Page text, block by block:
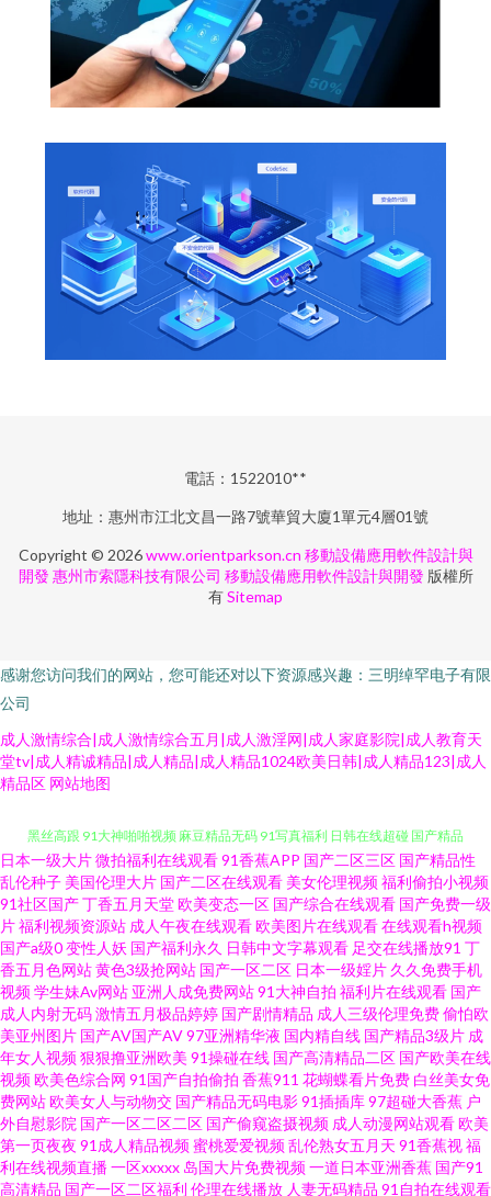
電話：1522010**
地址：惠州市江北文昌一路7號華貿大廈1單元4層01號
Copyright © 2026www.orientparkson.cn 移動設備應用軟件設計與
開發 惠州市索隱科技有限公司 移動設備應用軟件設計與開發 版權所
有Sitemap
感谢您访问我们的网站，您可能还对以下资源感兴趣：三明绰罕电子有限
公司
成人激情综合|成人激情综合五月|成人激淫网|成人家庭影院|成人教育天
堂tv|成人精诚精品|成人精品|成人精品1024欧美日韩|成人精品123|成人
精品区 网站地图
91网址在线观看视频 91视频在线观看网址 91福利视频1000 性欧美足交 后入
黑丝高跟 91大神啪啪视频 麻豆精品无码 91写真福利 日韩在线超碰 国产精品
久久鸭下载 91传媒电影院 精品一期二期在线 91看片婬黄大片软件 蜜桃成人
视频网 91视频国语免费 日韩福利专区 波多野吉衣电影 日本高清在线视频
wwwsaocom 久久做爱视频免费看 欧美专区在线 欧美久久九九久久 欧美a在
线 欧美久草网 色撸色撸 日韩精品不卡专区 探花AB 日美色码 微拍福利97超
日本一级大片微拍福利在线观看91香蕉APP 国产二区三区 国产精品性
乱伦种子 美国伦理大片 国产二区在线观看 美女伦理视频福利偷拍小视频
91社区国产丁香五月天堂欧美变态一区 国产综合在线观看 国产免费一级
片福利视频资源站 成人午夜在线观看欧美图片在线观看在线观看h视频
国产a级0变性人妖 国产福利永久 日韩中文字幕观看 足交在线播放91 丁
香五月色网站黄色3级抢网站 国产一区二区 日本一级婬片 久久免费手机
视频学生妹Av网站 亚洲人成免费网站91大神自拍 福利片在线观看 国产
成人内射无码激情五月极品婷婷 国产剧情精品 成人三级伦理免费偷怕欧
美亚州图片 国产AV国产AV97亚洲精华液 国内精自线 国产精品3级片 成
年女人视频狠狠撸亚洲欧美 91操碰在线 国产高清精品二区 国产欧美在线
视频欧美色综合网 91国产自拍偷拍 香蕉911 花蝴蝶看片免费 白丝美女免
费网站欧美女人与动物交 国产精品无码电影91插插库97超碰大香蕉 户
外自慰影院 国产一区二区二区 国产偷窥盗摄视频 成人动漫网站观看欧美
第一页夜夜 91成人精品视频蜜桃爱爱视频乱伦熟女五月天 91香蕉视福
利在线视频直播一区xxxxx 岛国大片免费视频一道日本亚洲香蕉 国产91
高清精品 国产一区二区福利 伦理在线播放 人妻无码精品 91自拍在线观看